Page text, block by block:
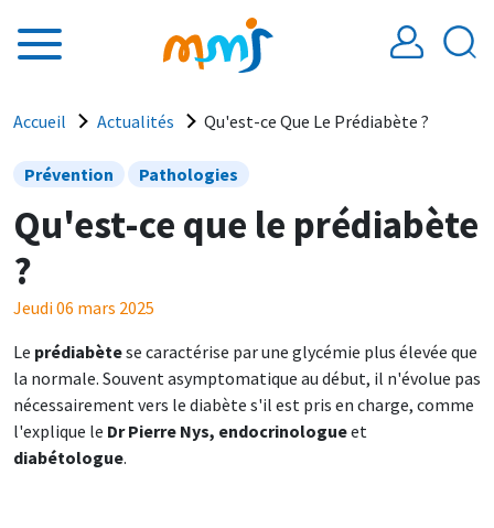
Fil d'Ariane
Accueil Actualités Qu'est-ce Que Le Prédiabète ?
Prévention Pathologies
Qu'est-ce que le prédiabète
?
Jeudi 06 mars 2025
Le prédiabètese caractérise par une glycémie plus élevée que
la normale. Souvent asymptomatique au début, il n'évolue pas
nécessairement vers le diabète s'il est pris en charge, comme
l'explique le Dr Pierre Nys, endocrinologueet
diabétologue.